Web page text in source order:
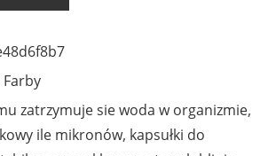
Farby
zatrzymuje sie woda w organizmie,
ile mikronów, kapsułki do